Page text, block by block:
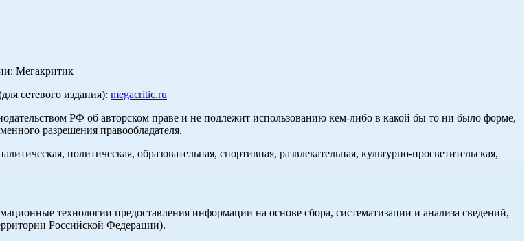
Мегакритик
сетевого издания): megacritic.ru
РФ об авторском праве и не подлежит использованию кем-либо в какой бы то ни было форме,
разрешения правообладателя.
политическая, образовательная, спортивная, развлекательная, культурно-просветительская,
технологии предоставления информации на основе сбора, систематизации и анализа сведений,
Российской Федерации).